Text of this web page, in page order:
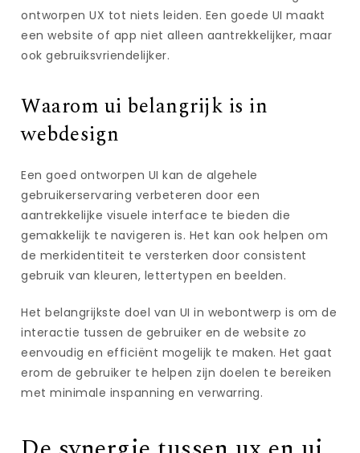
ontworpen UX tot niets leiden. Een goede UI maakt
een website of app niet alleen aantrekkelijker, maar
ook gebruiksvriendelijker.
Waarom ui belangrijk is in
webdesign
Een goed ontworpen UI kan de algehele
gebruikerservaring verbeteren door een
aantrekkelijke visuele interface te bieden die
gemakkelijk te navigeren is. Het kan ook helpen om
de merkidentiteit te versterken door consistent
gebruik van kleuren, lettertypen en beelden.
Het belangrijkste doel van UI in webontwerp is om de
interactie tussen de gebruiker en de website zo
eenvoudig en efficiënt mogelijk te maken. Het gaat
erom de gebruiker te helpen zijn doelen te bereiken
met minimale inspanning en verwarring.